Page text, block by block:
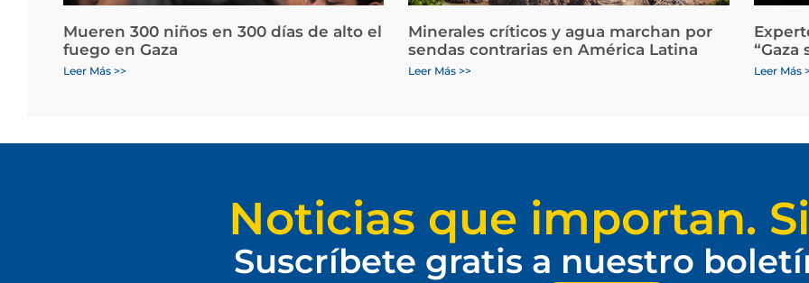
Mueren 300 niños en 300 días de alto el
fuego en Gaza
Leer Más >>
Minerales críticos y agua marchan por
sendas contrarias en América Latina
Leer Más >>
“Gaza
Leer Más
Noticias que importan.
Suscríbete gratis a nuestro